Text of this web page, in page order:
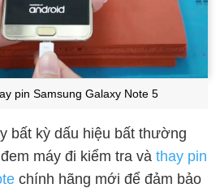
pin Samsung Galaxy Note 5
bất kỳ dấu hiệu bất thường
máy đi kiểm tra và thay pin
chính hãng mới để đảm bảo